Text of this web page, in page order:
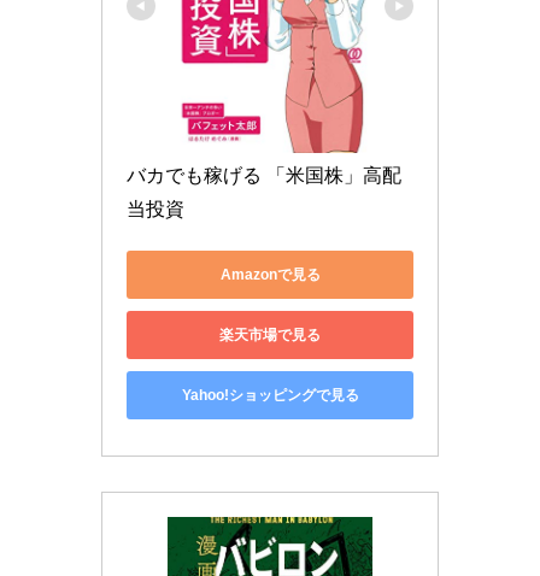
バカでも稼げる 「米国株」高配
当投資
Amazonで見る
楽天市場で見る
Yahoo!ショッピングで見る